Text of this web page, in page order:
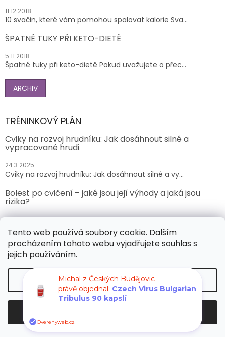
Tento web používá soubory cookie. Dalším
procházením tohoto webu vyjadřujete souhlas s
jejich používáním.
Nastavení
11.12.2018
10 svačin, které vám pomohou spalovat kalorie Sva...
ŠPATNÉ TUKY PŘI KETO-DIETĚ
5.11.2018
Špatné tuky při keto-dietě Pokud uvažujete o přec...
ARCHIV
TRÉNINKOVÝ PLÁN
Cviky na rozvoj hrudníku: Jak dosáhnout silné a
vypracované hrudi
24.3.2025
Cviky na rozvoj hrudníku: Jak dosáhnout silné a vy...
Bolest po cvičení – jaké jsou její výhody a jaká jsou
rizika?
4.2.2019
Bolest po cvičení – jaké jsou její výhody a jaká j...
Jóga – jak to funguje a jaké jsou druhy jógy?
Jóga – jak to funguje a jaké jsou druhy jógy? Mod...
MOTIVUJTE SE KE CVIČENÍ!
Motivujte se ke cvičení! Proč je tak těžké cvičit...
Michal z Českých Budějovic
právě objednal: Czech Virus Bulgarian
Tribulus 90 kapslí
Overenyweb.cz